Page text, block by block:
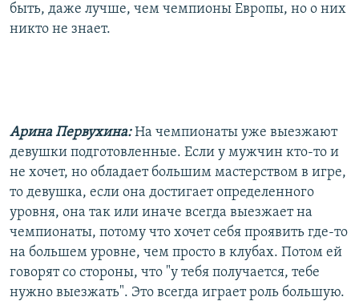
быть, даже лучше, чем чемпионы Европы, но о них
никто не знает.
Арина Первухина:На чемпионаты уже выезжают
девушки подготовленные. Если у мужчин кто-то и
не хочет, но обладает большим мастерством в игре,
то девушка, если она достигает определенного
уровня, она так или иначе всегда выезжает на
чемпионаты, потому что хочет себя проявить где-то
на большем уровне, чем просто в клубах. Потом ей
говорят со стороны, что "у тебя получается, тебе
нужно выезжать". Это всегда играет роль большую.